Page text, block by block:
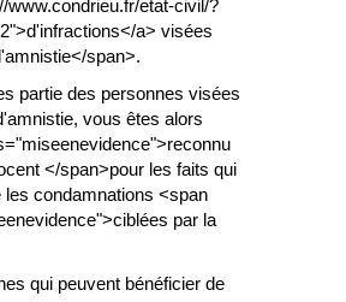
www.condrieu.fr/etat-civil/?
a> visées
span>.
partie des personnes visées
vous êtes alors
</span>pour les faits qui
les condamnations <span
par la
qui peuvent bénéficier de